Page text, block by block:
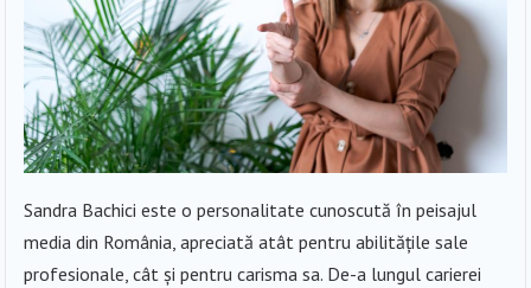
Sandra Bachici este o personalitate cunoscută în peisajul
media din România, apreciată atât pentru abilitățile sale
profesionale, cât și pentru carisma sa. De-a lungul carierei